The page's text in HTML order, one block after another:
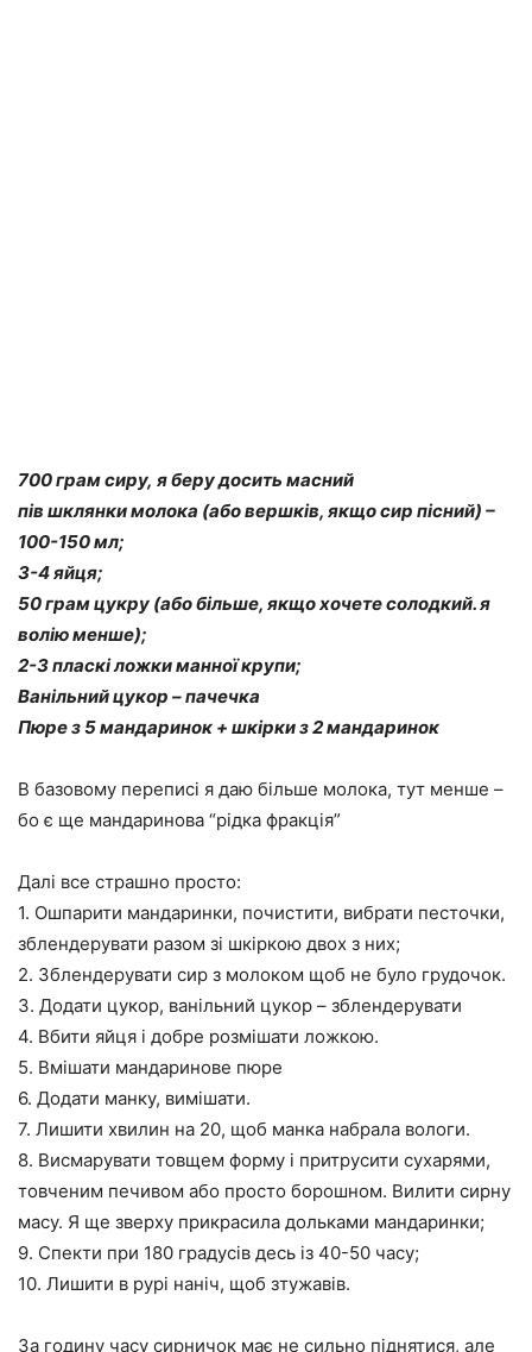
700 грам сиру, я беру досить масний
пів шклянки молока (або вершків, якщо сир пісний) –
100-150 мл;
3-4 яйця;
50 грам цукру (або більше, якщо хочете солодкий. я
волію менше);
2-3 пласкі ложки манної крупи;
Ванільний цукор – пачечка
Пюре з 5 мандаринок + шкірки з 2 мандаринок
В базовому переписі я даю більше молока, тут менше –
бо є ще мандаринова “рідка фракція”
Далі все страшно просто:
1. Ошпарити мандаринки, почистити, вибрати песточки,
зблендерувати разом зі шкіркою двох з них;
2. Зблендерувати сир з молоком щоб не було грудочок.
3. Додати цукор, ванільний цукор – зблендерувати
4. Вбити яйця і добре розмішати ложкою.
5. Вмішати мандаринове пюре
6. Додати манку, вимішати.
7. Лишити хвилин на 20, щоб манка набрала вологи.
8. Висмарувати товщем форму і притрусити сухарями,
товченим печивом або просто борошном. Вилити сирну
масу. Я ще зверху прикрасила дольками мандаринки;
9. Спекти при 180 градусів десь із 40-50 часу;
10. Лишити в рурі наніч, щоб зтужавів.
За годину часу сирничок має не сильно піднятися, але